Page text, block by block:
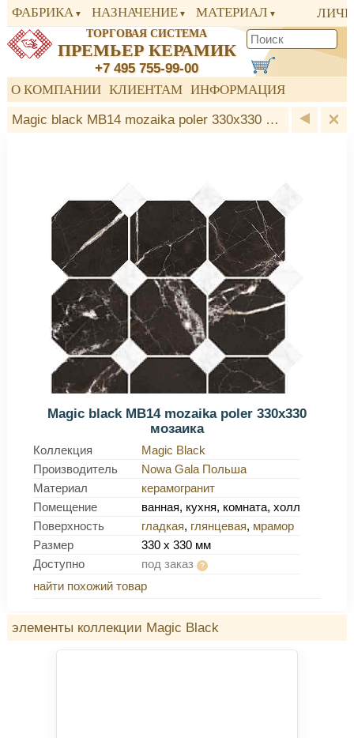
ФАБРИКА НАЗНАЧЕНИЕ МАТЕРИАЛ
ТОРГОВАЯ СИСТЕМА
ПРЕМЬЕР КЕРАМИК
+7 495 755-99-00
О КОМПАНИИ КЛИЕНТАМ ИНФОРМАЦИЯ
Magic black MB14 mozaika poler 330x330
мозаика
Коллекция
Magic Black
Производитель
Nowa Gala Польша
Материал
керамогранит
Помещение
ванная, кухня, комната, холл
Поверхность
гладкая, глянцевая, мрамор
Размер
330 x 330 мм
Доступно
под заказ
найти похожий товар
элементы коллекции Magic Black